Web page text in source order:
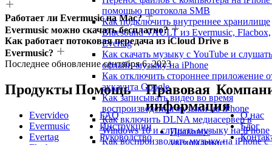
помощью протокола SMB
Как подключить внутреннее хранилище
Bluesound VAULT из Evermusic, Flacbox,
Evertag
Как скачать музыку с YouTube и слушать
офлайн-музыку на iPhone
Как отключить стороннее приложение
аккаунта Google
Как записывать видео во время
воспроизведения музыки на iPhone
Как включить DLNA медиасервер в
Windows 10 и слушать музыку на iPhone
Как воспроизводить музыку на iPhone с
Работает ли Evermusic на Mac?
Evermusic можно скачать бесплатно?
Как работает потоковая передача из iCloud Drive в
Evermusic?
Последнее обновлениесентября 6, 2023
Продукты
Evervideo
Evermusic
Evertag
Помощь
FAQ
Инструкции
Руководство
Правовая
информация
Правовое
уведомление
О нас
Блог